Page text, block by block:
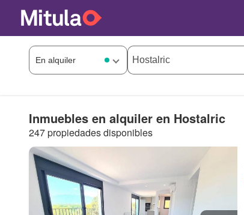
Inmuebles en alquiler en Hostalric
247 propiedades disponibles